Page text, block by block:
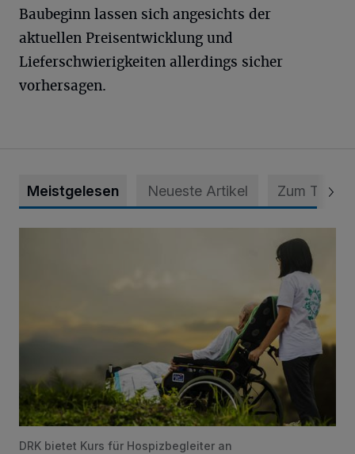
Baubeginn lassen sich angesichts der
aktuellen Preisentwicklung und
Lieferschwierigkeiten allerdings sicher
vorhersagen.
Meistgelesen Neueste Artikel Zum Thema
DRK bietet Kurs für Hospizbegleiter an